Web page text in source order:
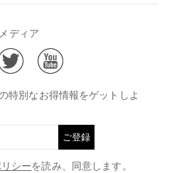
基づく表示
れ
ついて
特別なお得情報をゲットしよ
ご登録
シーを読み、同意します。
ディア